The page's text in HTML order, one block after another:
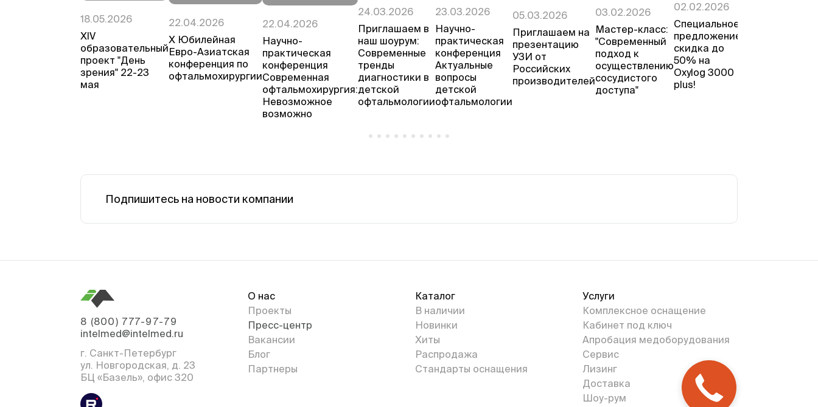
18.05.2026
ХIV
образовательный
проект "День
зрения" 22-23
мая
22.04.2026
Х Юбилейная
Евро-Азиатская
конференция по
офтальмохирургии
22.04.2026
Научно-
практическая
конференция
Современная
офтальмохирургия:
Невозможное
возможно
24.03.2026
Приглашаем в
наш шоурум:
Современные
тренды
диагностики в
детской
офтальмологии
23.03.2026
Научно-
практическая
конференция
Актуальные
вопросы
детской
офтальмологии
05.03.2026
Приглашаем на
презентацию
УЗИ от
Российских
производителей
03.02.2026
Мастер-класс:
"Современный
подход к
осуществлению
сосудистого
доступа"
02.02.2026
Специальное
предложение:
скидка до
50% на
Oxylog 3000
plus!
Подпишитесь на новости компании
8 (800) 777-97-79
intelmed@intelmed.ru
г. Санкт-Петербург
ул. Новгородская, д. 23
БЦ «Базель», офис 320
О нас
Проекты
Пресс-центр
Вакансии
Блог
Партнеры
Каталог
В наличии
Новинки
Хиты
Распродажа
Стандарты оснащения
Услуги
Комплексное оснащение
Кабинет под ключ
Апробация медоборудования
Сервис
Лизинг
Доставка
Шоу-рум